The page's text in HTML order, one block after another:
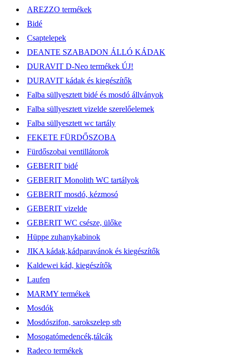
AREZZO termékek
Bidé
Csaptelepek
DEANTE SZABADON ÁLLÓ KÁDAK
DURAVIT D-Neo termékek ÚJ!
DURAVIT kádak és kiegészítők
Falba süllyesztett bidé és mosdó állványok
Falba süllyesztett vizelde szerelőelemek
Falba süllyesztett wc tartály
FEKETE FÜRDŐSZOBA
Fürdőszobai ventillátorok
GEBERIT bidé
GEBERIT Monolith WC tartályok
GEBERIT mosdó, kézmosó
GEBERIT vizelde
GEBERIT WC csésze, ülőke
Hüppe zuhanykabinok
JIKA kádak,kádparavánok és kiegészítők
Kaldewei kád, kiegészítők
Laufen
MARMY termékek
Mosdók
Mosdószifon, sarokszelep stb
Mosogatómedencék,tálcák
Radeco termékek